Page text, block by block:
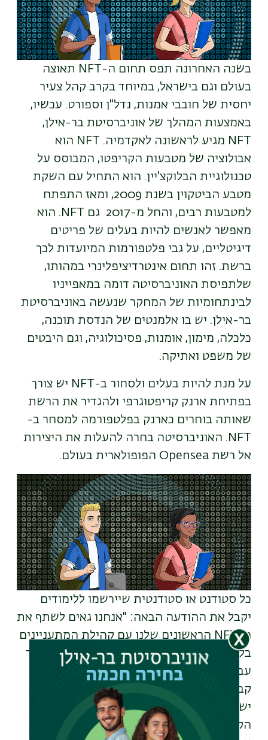
בשנה האחרונה תפס תחום ה-NFT תאוצה
בעולם וגם בישראל, במיוחד בקרב קהל צעיר
יחסית של חובבי אמנות, נדל"ן וספורט. עכשיו,
באמצעות המהלך של אוניברסיטת בר-אילן,
NFT מגיע לראשונה לאקדמיה. NFT הוא
אבולוציה של מטבעות הקריפטו, המבוסס על
טכנולוגיית הבלוקצ'יין. הוא התחיל עם השקת
מטבע הביטקוין בשנת 2009, ומאז התפתח
למטבעות רבים, והחל מ-2017 גם
NFT . הוא
מאפשר לאנשים להיות בעלים של פריטים
דיגיטליים, על גבי פלטפורמות המיועדות לכך
ברשת. זהו תחום אינטרדיציפלינרי במהותו,
שלתפיסת האוניברסיטה דומה במאפייניו
לבינתחומיות של המחקר שנעשה באוניברסיטת
בר-אילן. יש בו אלמנטים של הנדסת תוכנה,
כלכלה, מימון, אומנות, פסיכולוגיה, וגם היבטים
של משפט ואתיקה.
על מנת להיות בעלים ולסחור ב-NFT י
ש צורך
בפתיחת ארנק קריפטוגרפי ולהגדיר את הרשת
שאותה בוחרים כארנק בפלטפורמה למסחר ב-
NFT. האוניברסיטה בחרה להעלות את היצירות
אל רשת Opensea הפופולארית בעולם.
כל סטודנט או סטודנטית שיירשמו ללימודים
יקבל את ההודעה הבאה: "אנחנו גאים לשתף את
ה-NFT הראשונים שלנו עם קהילת המתעניינים
בלימודים באוניברסיטה. הדמויות נוצרו במיוחד
עבור בר-אילן. כדי לקבל NFTבמתנה, עם
קבלתך לאוניברסיטה ולאחר תשלום המקדמה,
ישלח אליך קישור לבחירת דמות מתוך
הקולקציה. בקישור יינתן כל המידע על פתיחת